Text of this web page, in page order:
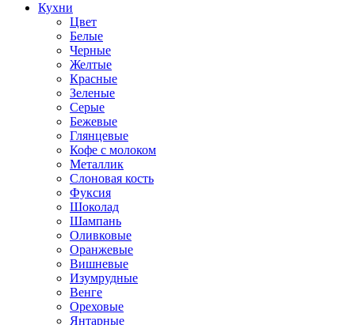
Кухни
Цвет
Белые
Черные
Желтые
Красные
Зеленые
Серые
Бежевые
Глянцевые
Кофе с молоком
Металлик
Слоновая кость
Фуксия
Шоколад
Шампань
Оливковые
Оранжевые
Вишневые
Изумрудные
Венге
Ореховые
Янтарные